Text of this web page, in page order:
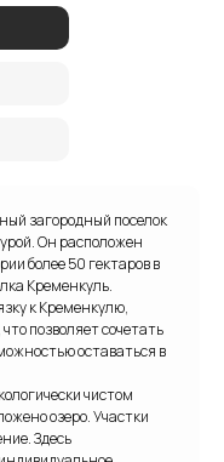
загородный поселок
Он расположен
более 50 гектаров в
Кременкуль.
к Кременкулю,
позволяет сочетать
оставаться в
чистом
озеро. Участки
Здесь